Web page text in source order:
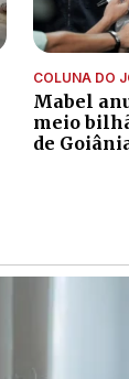
COLUNA DO
Mabel
meio
de